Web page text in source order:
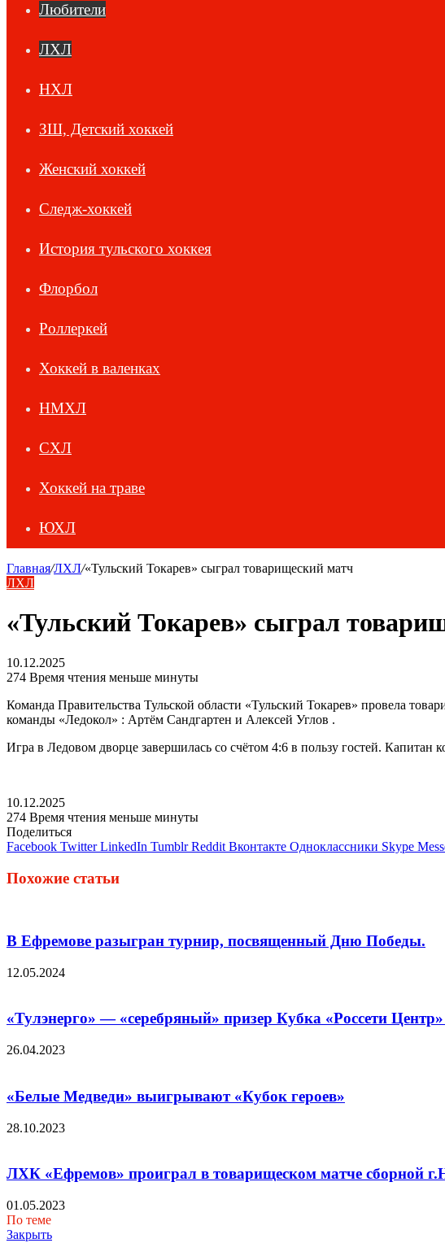
Любители
ЛХЛ
НХЛ
ЗШ, Детский хоккей
Женский хоккей
Следж-хоккей
История тульского хоккея
Флорбол
Роллеркей
Хоккей в валенках
НМХЛ
СХЛ
Хоккей на траве
ЮХЛ
Главная/ЛХЛ/«Тульский Токарев» сыграл товарищеский матч
ЛХЛ
«Тульский Токарев» сыграл
10.12.2025
274 Время чтения меньше минуты
Команда Правительства Тульской области «Тульский Токарев» провела
команды «Ледокол» : Артём Сандгартен и Алексей Углов .
Игра в Ледовом дворце завершилась со счётом 4:6 в пользу гостей.
10.12.2025
274 Время чтения меньше минуты
Поделиться
Facebook Twitter LinkedIn Tumblr Reddit Вконтакте Одноклассники Skype
Похожие статьи
В Ефремове разыгран турнир, посвященный Дню Победы.
12.05.2024
«Тулэнерго» — «серебряный» призер Кубка «Россети
26.04.2023
«Белые Медведи» выигрывают «Кубок героев»
28.10.2023
ЛХК «Ефремов» проиграл в товарищеском матче сборной
01.05.2023
По теме
Закрыть